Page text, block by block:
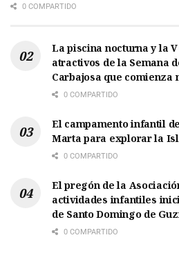
0 COMPARTIDO
La piscina nocturna y la
atractivos de la Semana
Carbajosa que comienza
0 COMPARTIDO
El campamento infantil
Marta para explorar la
0 COMPARTIDO
El pregón de la
actividades infantiles
de Santo Domingo de
0 COMPARTIDO